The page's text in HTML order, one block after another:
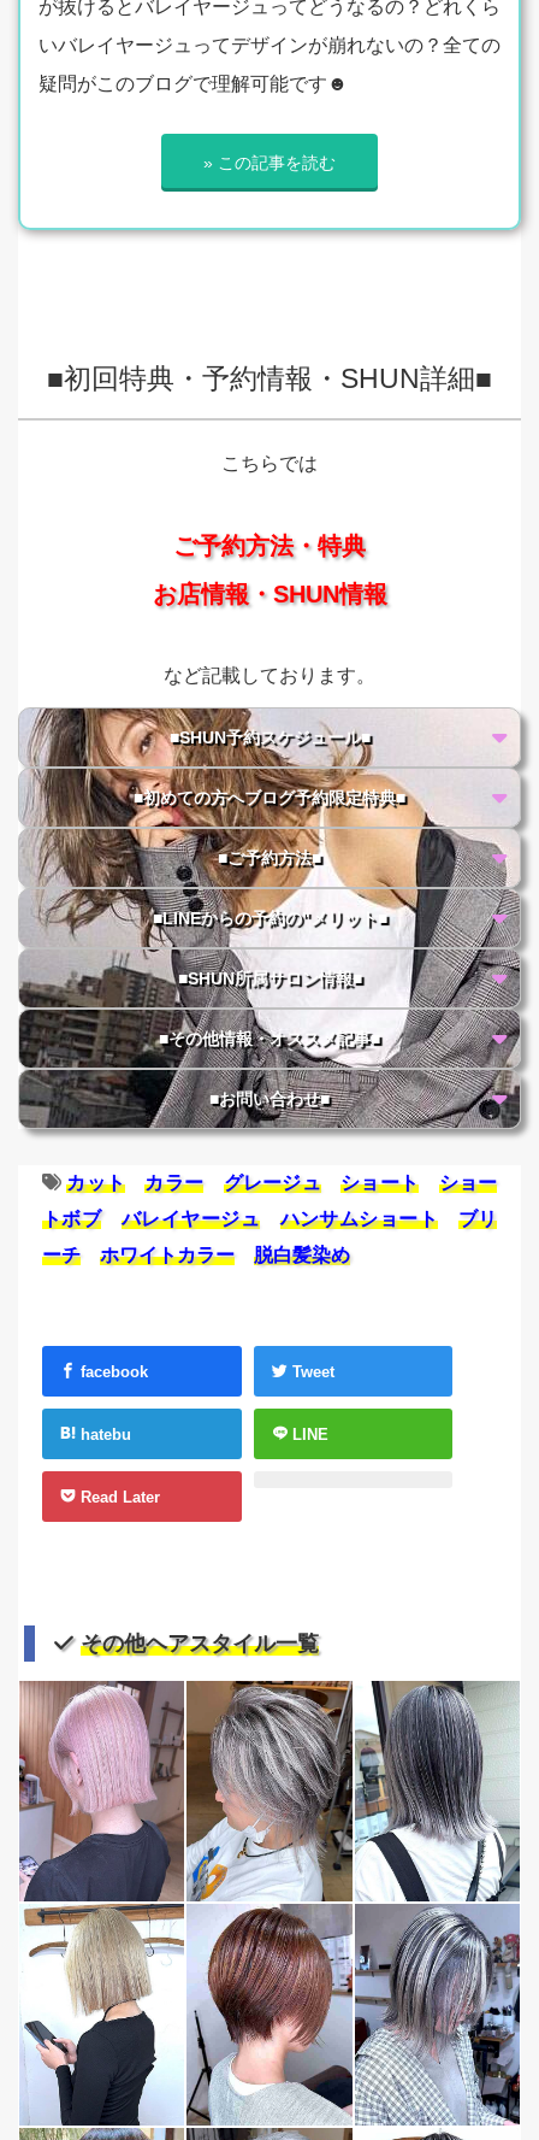
が抜けるとバレイヤージュってどうなるの？どれくら
いバレイヤージュってデザインが崩れないの？全ての
疑問がこのブログで理解可能です☻
» この記事を読む
■初回特典・予約情報・SHUN詳細■
こちらでは
ご予約方法・特典
お店情報・SHUN情報
など記載しております。
■SHUN予約スケジュール■
■初めての方へブログ予約限定特典■
■ご予約方法■
■LINEからの予約の"メリット■
■SHUN所属サロン情報■
■その他情報・オススメ記事■
■お問い合わせ■
カット カラー グレージュ ショート
ショー
トボブ
バレイヤージュ ハンサムショート
ブリ
ーチ
ホワイトカラー 脱白髪染め
facebook Tweet
hatebu LINE
Read Later
その他ヘアスタイル一覧